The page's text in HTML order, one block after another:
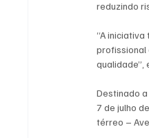
reduzindo
“A
profissional
qualidade”,
Destinado
7 de julho
térreo –